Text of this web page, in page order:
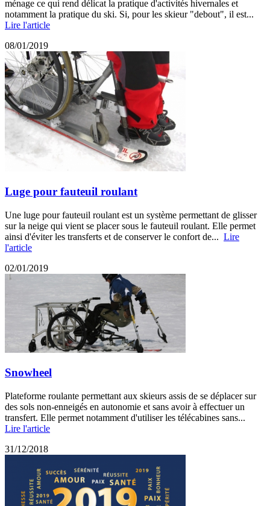
ménage ce qui rend délicat la pratique d'activités hivernales et
notamment la pratique du ski. Si, pour les skieur "debout", il est...
Lire l'article
08/01/2019
Luge pour fauteuil roulant
Une luge pour fauteuil roulant est un système permettant de glisser
sur la neige qui vient se placer sous le fauteuil roulant. Elle permet
ainsi d'éviter les transferts et de conserver le confort de... Lire
l'article
02/01/2019
Snowheel
Plateforme roulante permettant aux skieurs assis de se déplacer sur
des sols non-enneigés en autonomie et sans avoir à effectuer un
transfert. Elle permet notamment d'utiliser les télécabines sans...
Lire l'article
31/12/2018